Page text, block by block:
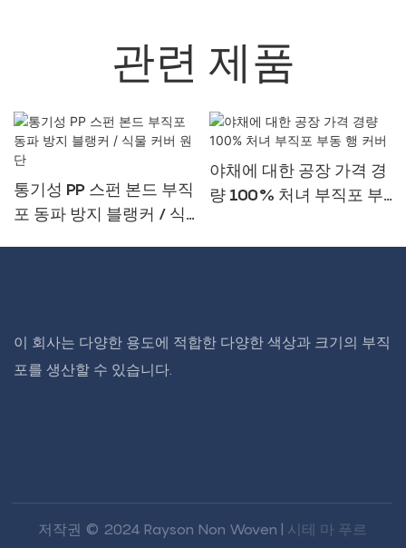
관련 제품
통기성 PP 스펀 본드 부직
포 동파 방지 블랭커 / 식
야채에 대한 공장 가격 경
량 100% 처녀 부직포 부
이 회사는 다양한 용도에 적합한 다양한 색상과 크기의 부직
포를 생산할 수 있습니다.
저작권 © 2024 Rayson Non Woven | 시테 마 푸르